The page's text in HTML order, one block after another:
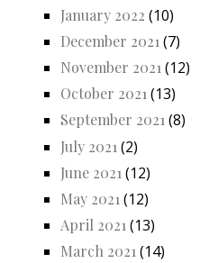
January 2022 (10)
December 2021 (7)
November 2021 (12)
October 2021(13)
September 2021(8)
July 2021 (2)
June 2021 (12)
May 2021 (12)
April 2021 (13)
March 2021(14)